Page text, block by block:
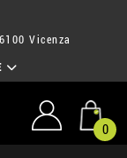
Vicenza
0